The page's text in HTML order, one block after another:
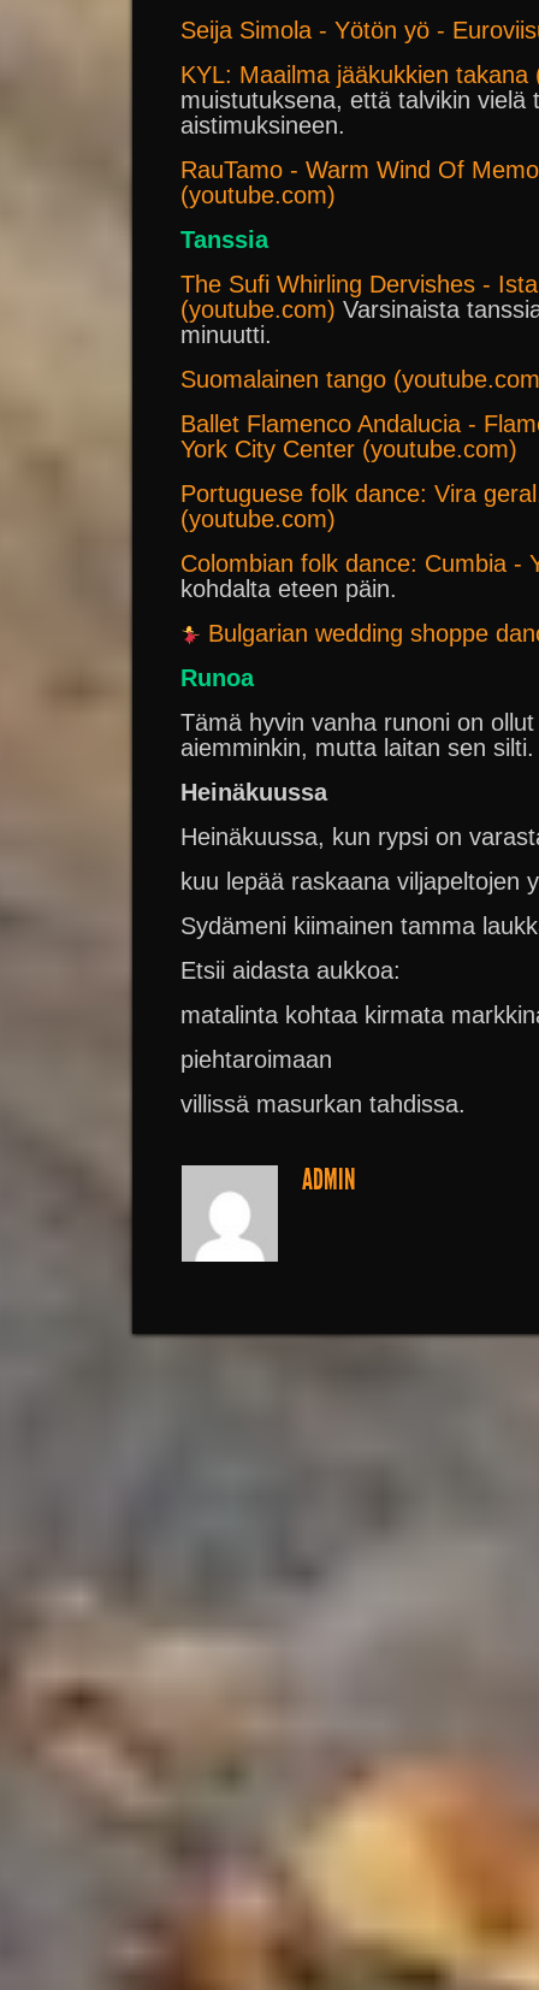
Seija Simola - Yötön yö -
KYL: Maailma jääkukkien takana
muistutuksena, että talvikin vielä
aistimuksineen.
RauTamo - Warm Wind Of
(youtube.com)
Tanssia
The Sufi Whirling Dervishes -
(youtube.com) Varsinaista
minuutti.
Suomalainen tango
Ballet Flamenco Andalucia -
York City Center (youtube.com)
Portuguese folk dance: Vira
(youtube.com)
Colombian folk dance: Cumbia -
kohdalta eteen päin.
Bulgarian wedding shoppe
Runoa
Tämä hyvin vanha runoni on
aiemminkin, mutta laitan sen silti.
Heinäkuussa
Heinäkuussa, kun rypsi on
kuu lepää raskaana viljapeltojen
Sydämeni kiimainen tamma
Etsii aidasta aukkoa:
matalinta kohtaa kirmata
piehtaroimaan
villissä masurkan tahdissa.
ADMIN